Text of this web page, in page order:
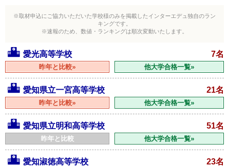
※取材申込にご協力いただいた学校様のみを掲載したインターエデュ独自のラン
キングです。
※速報のため、数値・ランキングは順次変動いたします。
愛光高等学校 7名
昨年と比較» 他大学合格一覧»
愛知県立一宮高等学校 21名
昨年と比較» 他大学合格一覧»
愛知県立明和高等学校 51名
昨年と比較 他大学合格一覧»
愛知淑徳高等学校 23名